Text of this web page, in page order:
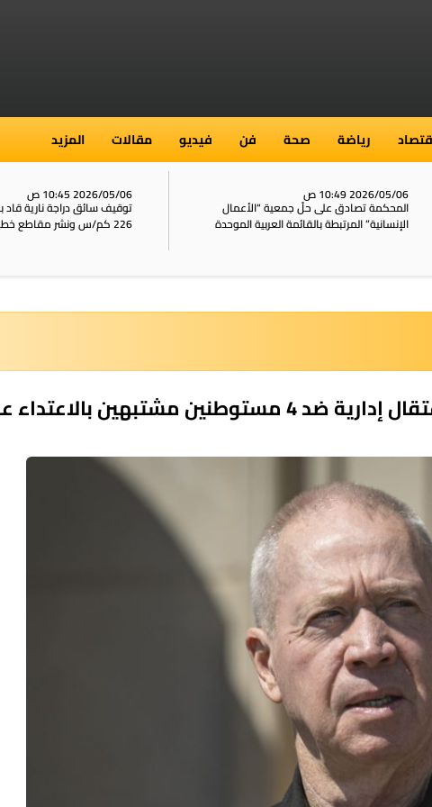
رياضة صحة فن فيديو مقالات المزيد
2026/05/06 10:49 ص
المحكمة تصادق على حلّ جمعية “الأعمال
الإنسانية” المرتبطة بالقائمة العربية الموحدة
2026/05/06 10:45 ص
توقيف سائق دراجة نارية
226 كم/س ونشر مقاطع خطيرة على الشبكات
وزير الأمن يوئاف غالنت يوقع على أوامر اعتقال إدارية ضد 4 مستوطنين مشتبهين